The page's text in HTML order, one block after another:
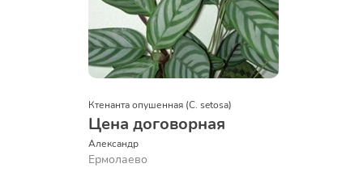
Ктенанта опушенная (C. setosa)
Цена договорная
Александр
Ермолаево